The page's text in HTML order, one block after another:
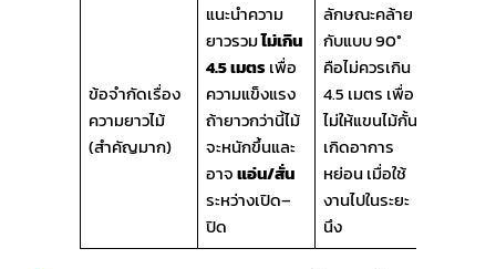
ข้อจำกัดเรื่อง
ความยาวไม้
(สำคัญมาก)
แนะนำความ
ยาวรวมไม่เกิน
4.5 เมตรเพื่อ
ความแข็งแรง
ถ้ายาวกว่านี้ไม้
จะหนักขึ้นและ
อาจแอ่น/สั่น
ระหว่างเปิด–
ปิด
ลักษณะคล้าย
กับแบบ 90°
คือไม่ควรเกิน
4.5 เมตร เพื่อ
ไม่ให้แขนไม้กั้น
เกิดอาการ
หย่อน เมื่อใช้
งานไปในระยะ
นึง